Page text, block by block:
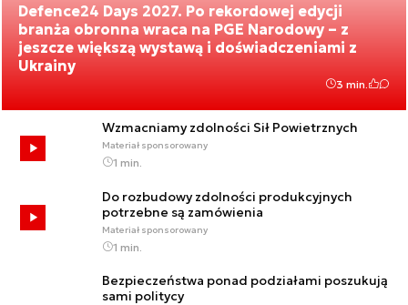
Defence24 Days 2027. Po rekordowej edycji
branża obronna wraca na PGE Narodowy – z
jeszcze większą wystawą i doświadczeniami z
Ukrainy
3 min.
Wzmacniamy zdolności Sił Powietrznych
Materiał sponsorowany
1 min.
Do rozbudowy zdolności produkcyjnych
potrzebne są zamówienia
Materiał sponsorowany
1 min.
Bezpieczeństwa ponad podziałami poszukują
sami politycy